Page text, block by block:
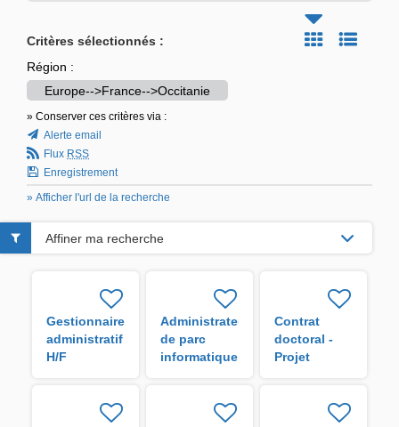
Critères sélectionnés :
Région :
Europe-->France-->Occitanie
» Conserver ces critères via :
Alerte email
Flux RSS
Enregistrement
» Afficher l'url de la recherche
Gestionnaire
administratif
H/F
Administrateur
de parc
informatique
Contrat
doctoral -
Projet
Affiner ma recherche